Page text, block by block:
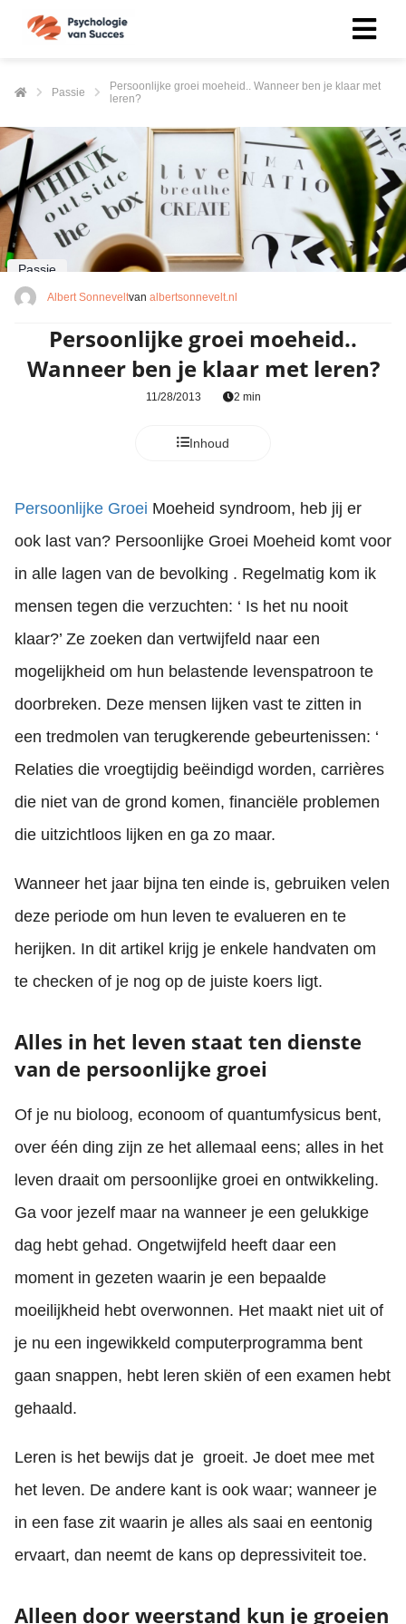
Passie
Persoonlijke groei moeheid.. Wanneer ben je klaar met
leren?
Passie
Albert Sonneveltvan albertsonnevelt.nl
Persoonlijke groei moeheid..
Wanneer ben je klaar met leren?
11/28/2013 2 min
Inhoud
Persoonlijke Groei Moeheid syndroom, heb jij er
ook last van? Persoonlijke Groei Moeheid komt voor
in alle lagen van de bevolking . Regelmatig kom ik
mensen tegen die verzuchten: ‘ Is het nu nooit
klaar?’ Ze zoeken dan vertwijfeld naar een
mogelijkheid om hun belastende levenspatroon te
doorbreken. Deze mensen lijken vast te zitten in
een tredmolen van terugkerende gebeurtenissen: ‘
Relaties die vroegtijdig beëindigd worden, carrières
die niet van de grond komen, financiële problemen
die uitzichtloos lijken en ga zo maar.
Wanneer het jaar bijna ten einde is, gebruiken velen
deze periode om hun leven te evalueren en te
herijken. In dit artikel krijg je enkele handvaten om
te checken of je nog op de juiste koers ligt.
Alles in het leven staat ten dienste
van de persoonlijke groei
Of je nu bioloog, econoom of quantumfysicus bent,
over één ding zijn ze het allemaal eens; alles in het
leven draait om persoonlijke groei en ontwikkeling.
Ga voor jezelf maar na wanneer je een gelukkige
dag hebt gehad. Ongetwijfeld heeft daar een
moment in gezeten waarin je een bepaalde
moeilijkheid hebt overwonnen. Het maakt niet uit of
je nu een ingewikkeld computerprogramma bent
gaan snappen, hebt leren skiën of een examen hebt
gehaald.
Leren is het bewijs dat je groeit. Je doet mee met
het leven. De andere kant is ook waar; wanneer je
in een fase zit waarin je alles als saai en eentonig
ervaart, dan neemt de kans op depressiviteit toe.
Alleen door weerstand kun je groeien